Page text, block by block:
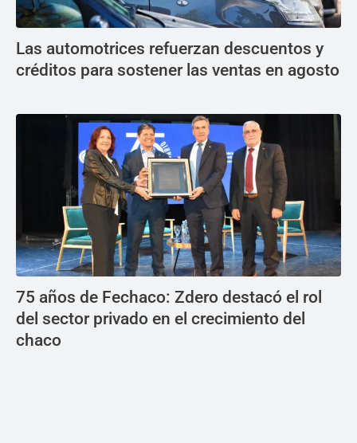
Las automotrices refuerzan descuentos y
créditos para sostener las ventas en agosto
75 años de Fechaco: Zdero destacó el rol
del sector privado en el crecimiento del
chaco